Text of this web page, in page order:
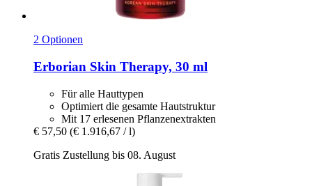
2 Optionen
Erborian Skin Therapy, 30 ml
Für alle Hauttypen
Optimiert die gesamte Hautstruktur
Mit 17 erlesenen Pflanzenextrakten
€ 57,50 (€ 1.916,67 / l)
Gratis Zustellung bis 08. August